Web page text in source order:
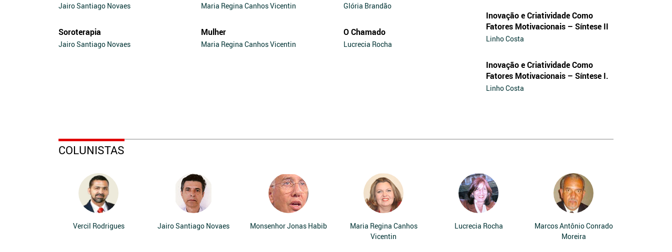
Jairo Santiago Novaes
Soroterapia
Jairo Santiago Novaes
Maria Regina Canhos Vicentin
Mulher
Maria Regina Canhos Vicentin
Glória Brandão
O Chamado
Lucrecia Rocha
Inovação e Criatividade Como
Fatores Motivacionais – Síntese II
Linho Costa
Inovação e Criatividade Como
Fatores Motivacionais – Síntese I.
Linho Costa
COLUNISTAS
Vercil Rodrigues Jairo Santiago Novaes Monsenhor Jonas Habib
Maria Regina Canhos
Vicentin
Lucrecia Rocha
Marcos Antônio Conrado
Moreira